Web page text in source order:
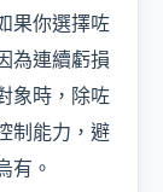
果你選擇咗
為連續虧損
象時，除咗
制能力，避
有。